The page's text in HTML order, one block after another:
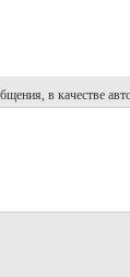
в качестве